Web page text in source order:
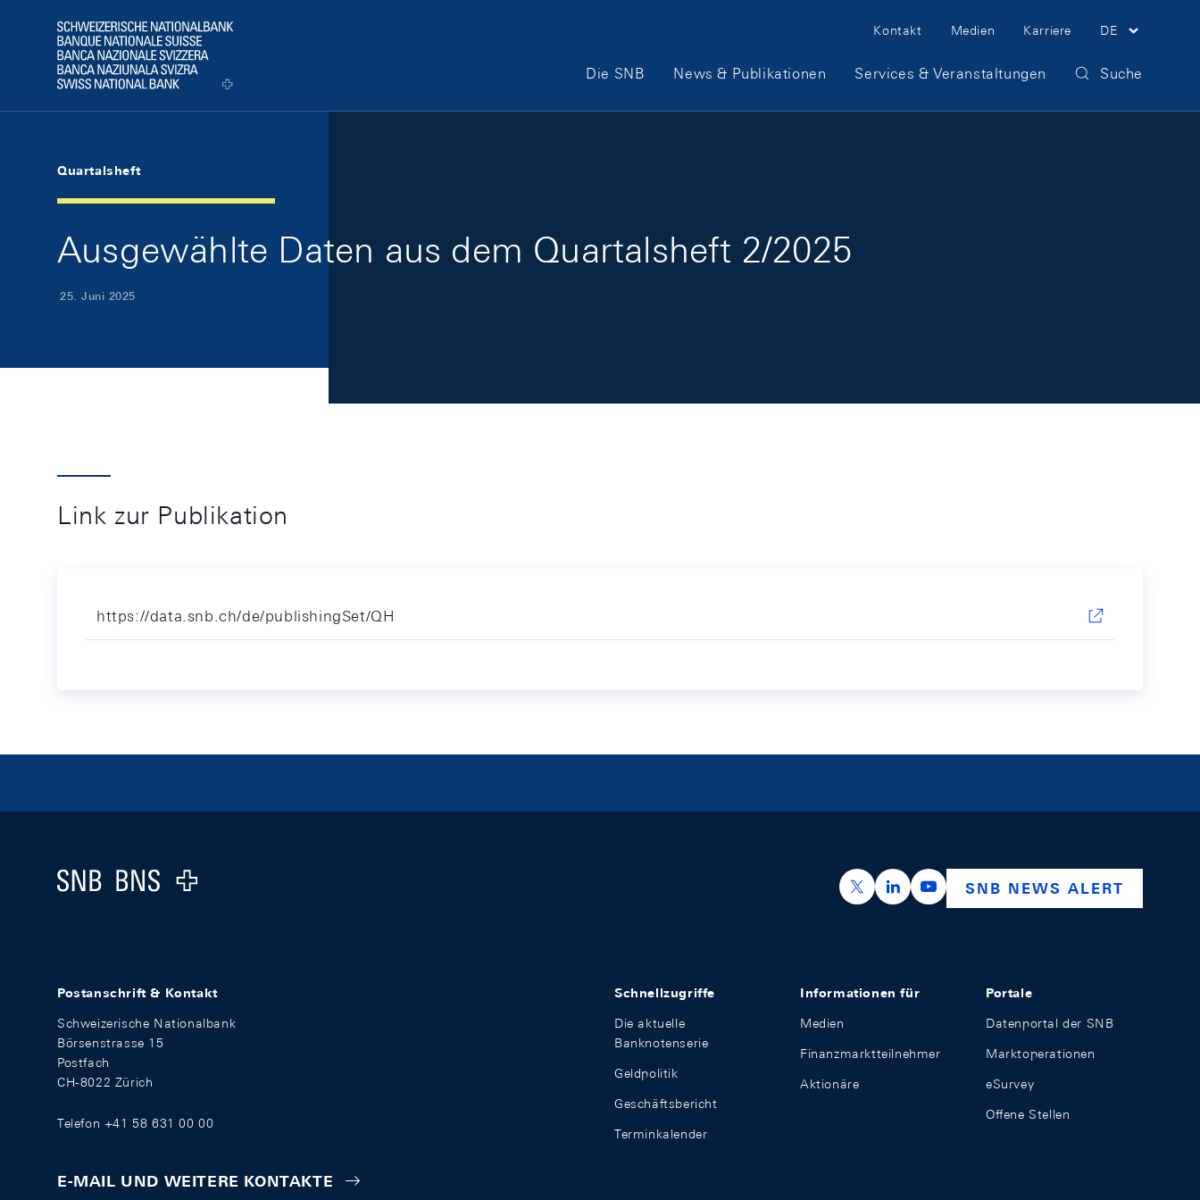
Logo
Meta Navigation
Kontakt Medien Karriere DE
Hauptnavigation
Die SNB News & Publikationen Services & Veranstaltungen Suche
Quartalsheft
Ausgewählte Daten aus dem Quartalsheft 2/2025
25. Juni 2025
Link zur Publikation
https://data.snb.ch/de/publishingSet/QH
Logo
https://x.com/snb_bns
https://ch.linkedin.com/company/swiss-
https://www.youtube.com/
SNB NEWS ALERT
Postanschrift & Kontakt
Schweizerische Nationalbank
Börsenstrasse 15
Postfach
CH-8022 Zürich
Telefon +41 58 631 00 00
E-MAIL UND WEITERE KONTAKTE
Schnellzugriffe
Die aktuelle
Banknotenserie
Geldpolitik
Geschäftsbericht
Terminkalender
Informationen für
Medien
Finanzmarktteilnehmer
Aktionäre
Portale
Datenportal der SNB
Marktoperationen
eSurvey
Offene Stellen